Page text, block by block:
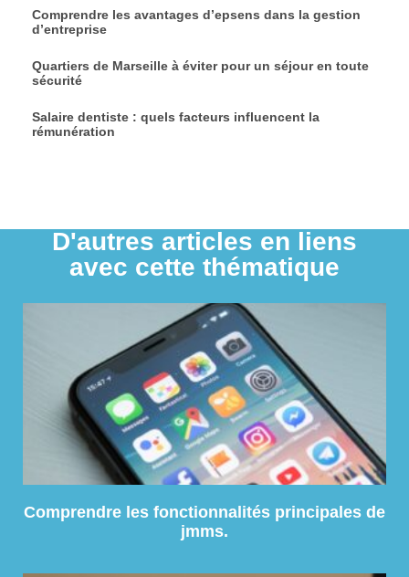
Comprendre les avantages d’epsens dans la gestion
d’entreprise
Quartiers de Marseille à éviter pour un séjour en toute
sécurité
Salaire dentiste : quels facteurs influencent la
rémunération
D'autres articles en liens
avec cette thématique
Comprendre les fonctionnalités principales de
jmms.